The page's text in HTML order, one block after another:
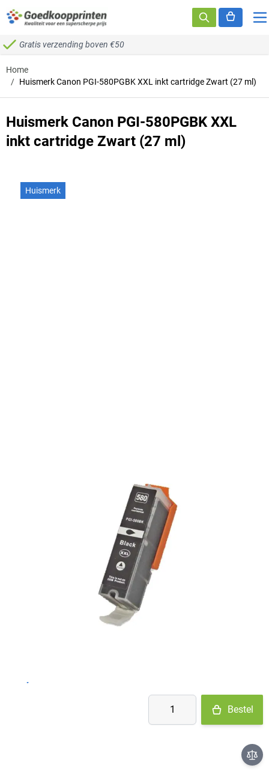
Ga naar de inhoud
Gratis verzending boven €50
Home
/ Huismerk Canon PGI-580PGBK XXL inkt cartridge Zwart (27 ml)
Huismerk Canon PGI-580PGBK XXL
inkt cartridge Zwart (27 ml)
Huismerk
13 reviews
- Ma-Do: voor 15:30 besteld = vandaag verzonden
- Vr: voor 14:00 besteld = vandaag verzonden
- Za-Zo: maandag verzonden
Aantal
Bestel